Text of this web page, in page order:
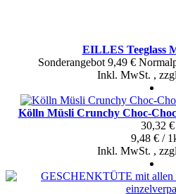
EILLES Teeglass
Sonderangebot 9,49 €
Inkl. MwSt. ,
Kölln Müsli Crunchy Choc-
30,32 €
9,48 € /
Inkl. MwSt. ,